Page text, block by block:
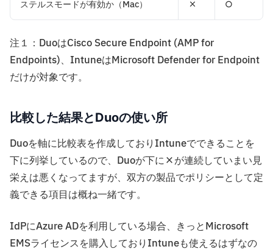
ステルスモードが有効か（Mac） × ○
注１：DuoはCisco Secure Endpoint (AMP for
Endpoints)、IntuneはMicrosoft Defender for Endpoint
だけが対象です。
比較した結果とDuoの使い所
Duoを軸に比較表を作成しておりIntuneでできることを
下に列挙しているので、Duoが下に×が連続していまい見
栄えは悪くなってますが、双方の製品でポリシーとして定
義できる項目は概ね一緒です。
IdPにAzure ADを利用している場合、きっとMicrosoft
EMSライセンスを購入しておりIntuneも使えるはずなの